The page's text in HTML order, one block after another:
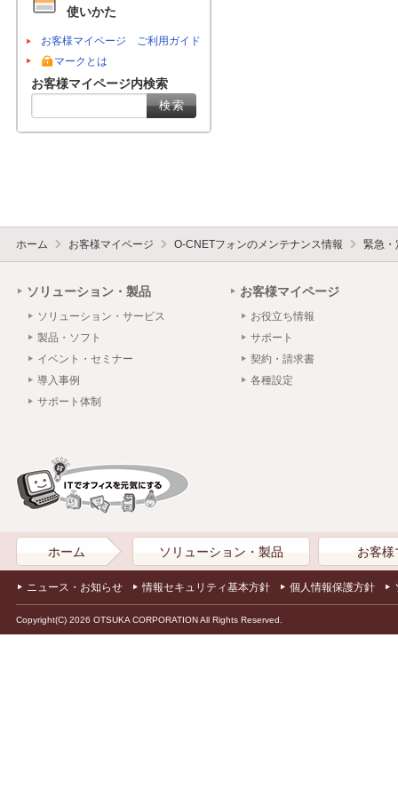
使いかた
お客様マイページ ご利用ガイド
マークとは
お客様マイページ内検索
ホーム お客様マイページ O-CNETフォンのメンテナンス情報 緊急・
ソリューション・製品
ソリューション・サービス
製品・ソフト
イベント・セミナー
導入事例
サポート体制
お客様マイページ
お役立ち情報
サポート
契約・請求書
各種設定
ホーム ソリューション・製品 お客様
ニュース・お知らせ 情報セキュリティ基本方針 個人情報保護方針
Copyright(C) 2026 OTSUKA CORPORATION All Rights Reserved.